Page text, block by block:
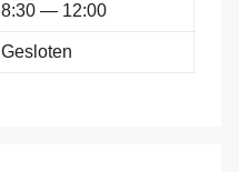
8:30 — 12:00
Gesloten